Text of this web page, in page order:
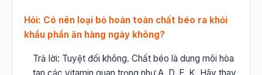
Hỏi: Có nên loại bỏ hoàn toàn chất béo ra khỏi
khẩu phần ăn hàng ngày không?
Trả lời: Tuyệt đối không. Chất béo là dung môi hòa